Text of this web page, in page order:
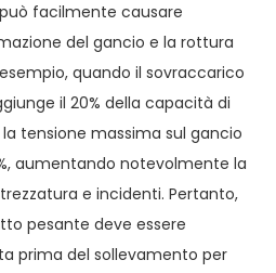
facilmente causare
del gancio e la rottura
quando il sovraccarico
il 20% della capacità di
tensione massima sul gancio
aumentando notevolmente la
e incidenti. Pertanto,
pesante deve essere
prima del sollevamento per